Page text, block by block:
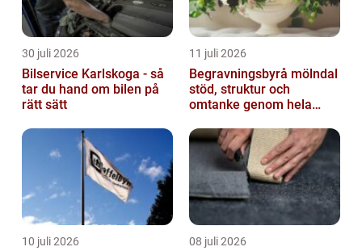
30 juli 2026
Bilservice Karlskoga - så
tar du hand om bilen på
rätt sätt
11 juli 2026
Begravningsbyrå mölndal
stöd, struktur och
omtanke genom hela
10 juli 2026 08 juli 2026